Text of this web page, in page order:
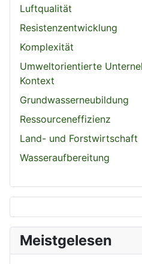
Luftqualität
Resistenzentwicklung
Komplexität
Umweltorientierte
Kontext
Grundwasserneubildung
Ressourceneffizienz
Land- und Forstwirtschaft
Wasseraufbereitung
Meistgelesen